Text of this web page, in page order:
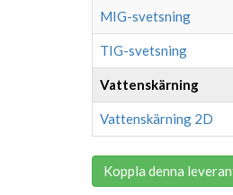
MIG-svetsning
TIG-svetsning
Vattenskärning
Vattenskärning 2D
Koppla denna